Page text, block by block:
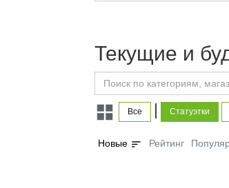
Текущие и
Все | Статуэтки
Новые sort Рейтинг